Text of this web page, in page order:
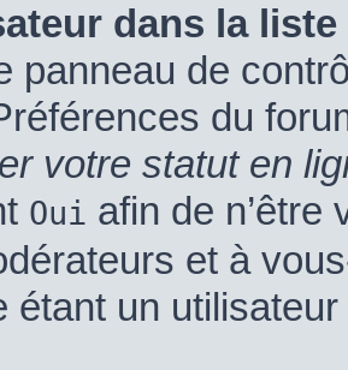
dans la
panneau de
du
votre statut en
Oui afin de n’être
et à
étant un